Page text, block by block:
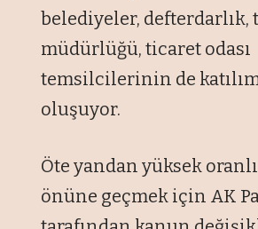
belediyeler, defterdarlık,
müdürlüğü, ticaret odası
temsilcilerinin de
oluşuyor.
Öte yandan yüksek oranlı
önüne geçmek için AK